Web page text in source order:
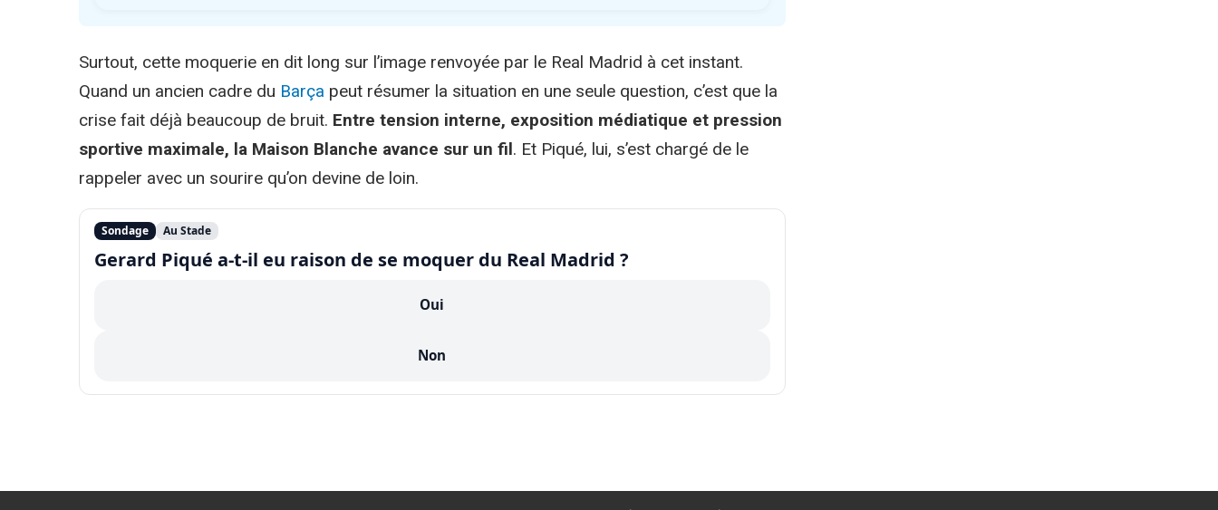
Surtout, cette moquerie en dit long sur l’image renvoyée par le Real Madrid à cet instant.
Quand un ancien cadre du Barça peut résumer la situation en une seule question, c’est que la
crise fait déjà beaucoup de bruit. Entre tension interne, exposition médiatique et pression
sportive maximale, la Maison Blanche avance sur un fil. Et Piqué, lui, s’est chargé de le
rappeler avec un sourire qu’on devine de loin.
Sondage Au Stade
Gerard Piqué a-t-il eu raison de se moquer du Real Madrid ?
Oui
Non